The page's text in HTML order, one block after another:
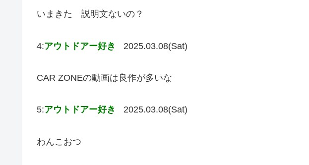
いまきた 説明文ないの？
4:アウトドアー好き 2025.03.08(Sat)
CAR ZONEの動画は良作が多いな
5:アウトドアー好き 2025.03.08(Sat)
わんこおつ